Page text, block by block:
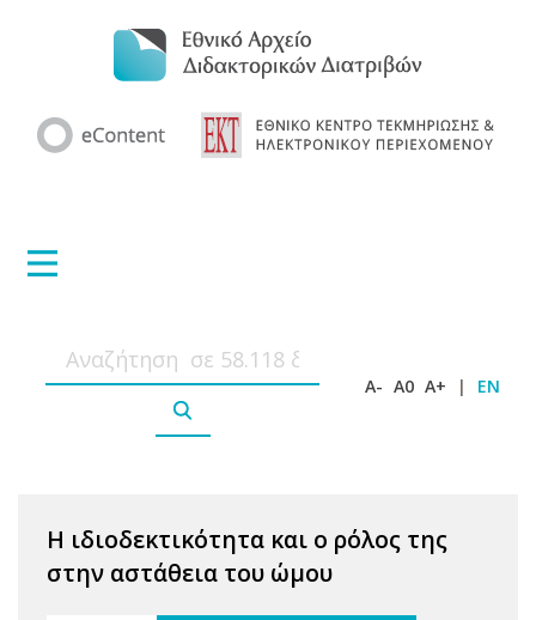
A- A0 A+ | EN
Η ιδιοδεκτικότητα και ο ρόλος της
στην αστάθεια του ώμου